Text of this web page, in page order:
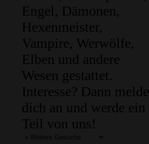
Engel, Dämonen,
Hexenmeister,
Vampire, Werwölfe,
Elben und andere
Wesen gestattet.
Interesse? Dann melde
dich an und werde ein
Teil von uns!